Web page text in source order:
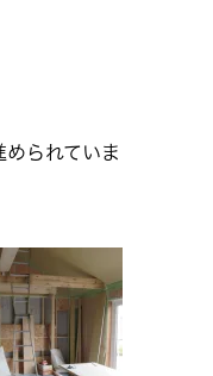
られていま